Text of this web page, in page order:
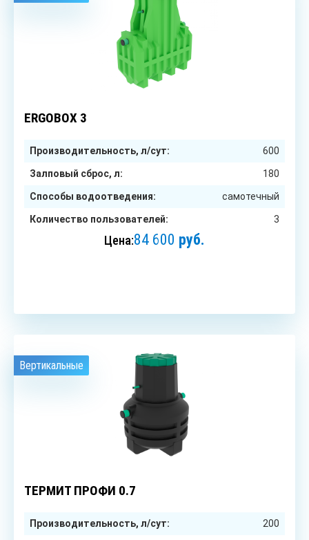
ERGOBOX 3
Производительность, л/сут: 600
Залповый сброс, л: 180
Способы водоотведения: самотечный
Количество пользователей: 3
Цена:84 600 руб.
Вертикальные
ТЕРМИТ ПРОФИ 0.7
Производительность, л/сут: 200